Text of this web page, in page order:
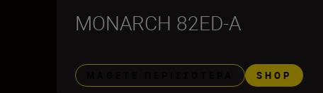
MONARCH 82ED-A
SHOP